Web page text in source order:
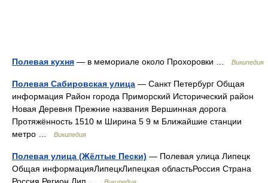
Полевая кухня — в мемориале около Прохоровки … Википедия
Полевая Сабировская улица — Санкт Петербург Общая
информация Район города Приморский Исторический район
Новая Деревня Прежние названия Вершинная дорога
Протяжённость 1510 м Ширина 5 9 м Ближайшие станции
метро …
Википедия
Полевая улица (Жёлтые Пески) — Полевая улица Липецк
Общая информацияЛипецкЛипецкая областьРоссия Страна